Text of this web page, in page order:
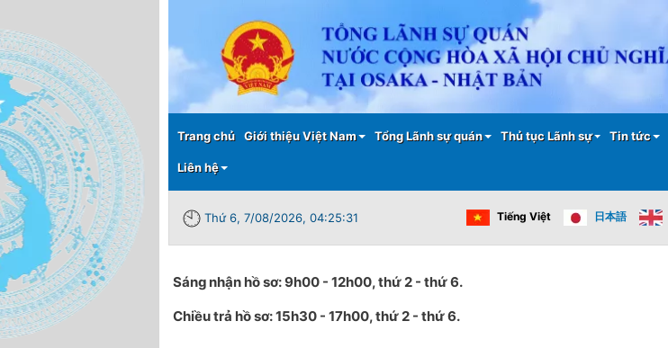
nội
Main menu
Trang chủ Giới thiệu Việt Nam Tổng Lãnh sự quán Thủ tục Lãnh sự Tin tức
Liên hệ
Thứ 6, 7/08/2026, 04:25:31 Tiếng Việt 日本語
Sáng nhận hồ sơ: 9h00 - 12h00, thứ 2 - thứ 6.
Chiều trả hồ sơ: 15h30 - 17h00, thứ 2 - thứ 6.